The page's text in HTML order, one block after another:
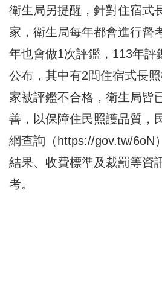
衛生局另提醒，針對住宿式
家，衛生局每年都會進行督
年也會做1次評鑑，113年評
公布，其中有2間住宿式長
家被評鑑不合格，衛生局皆
善，以保障住民照護品質，
網查詢（ https://gov.tw/6oN
結果、收費標準及裁罰等資
考。